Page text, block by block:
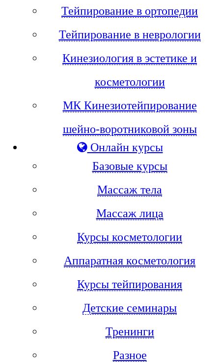
Тейпирование в ортопедии
Тейпирование в неврологии
Кинезиология в эстетике и
косметологии
МК Кинезиотейпирование
шейно-воротниковой зоны
Онлайн курсы
Базовые курсы
Массаж тела
Массаж лица
Курсы косметологии
Аппаратная косметология
Курсы тейпирования
Детские семинары
Тренинги
Разное